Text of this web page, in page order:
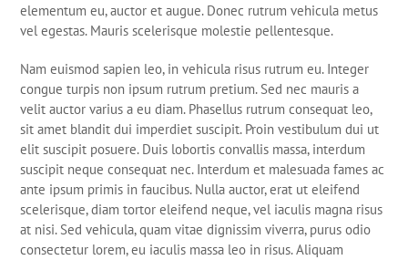
elementum eu, auctor et augue. Donec rutrum vehicula metus
vel egestas. Mauris scelerisque molestie pellentesque.
Nam euismod sapien leo, in vehicula risus rutrum eu. Integer
congue turpis non ipsum rutrum pretium. Sed nec mauris a
velit auctor varius a eu diam. Phasellus rutrum consequat leo,
sit amet blandit dui imperdiet suscipit. Proin vestibulum dui ut
elit suscipit posuere. Duis lobortis convallis massa, interdum
suscipit neque consequat nec. Interdum et malesuada fames ac
ante ipsum primis in faucibus. Nulla auctor, erat ut eleifend
scelerisque, diam tortor eleifend neque, vel iaculis magna risus
at nisi. Sed vehicula, quam vitae dignissim viverra, purus odio
consectetur lorem, eu iaculis massa leo in risus. Aliquam